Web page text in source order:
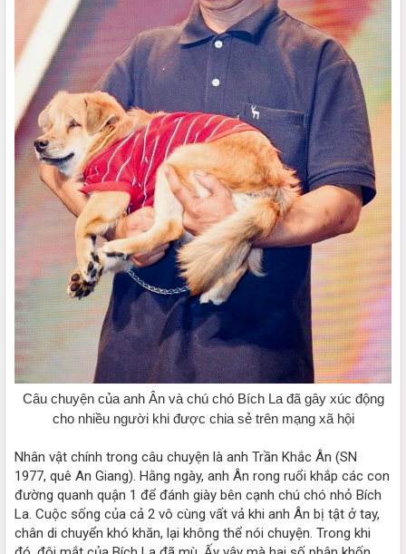
Câu chuyện của anh Ân và chú chó Bích La đã gây xúc động
cho nhiều người khi được chia sẻ trên mạng xã hội
Nhân vật chính trong câu chuyện là anh Trần Khắc Ân (SN
1977, quê An Giang). Hằng ngày, anh Ân rong ruổi khắp các con
đường quanh quận 1 để đánh giày bên cạnh chú chó nhỏ Bích
La. Cuộc sống của cả 2 vô cùng vất vả khi anh Ân bị tật ở tay,
chân di chuyển khó khăn, lại không thể nói chuyện. Trong khi